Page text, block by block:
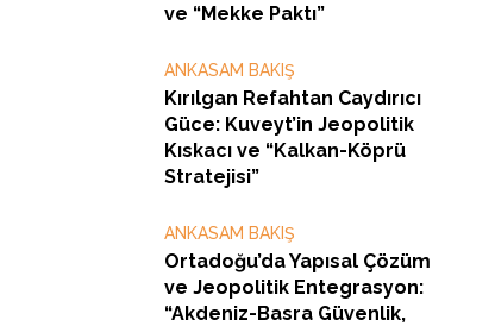
ve “Mekke Paktı”
ANKASAM BAKIŞ
Kırılgan Refahtan Caydırıcı
Güce: Kuveyt’in Jeopolitik
Kıskacı ve “Kalkan-Köprü
Stratejisi”
ANKASAM BAKIŞ
Ortadoğu’da Yapısal Çözüm
ve Jeopolitik Entegrasyon:
“Akdeniz-Basra Güvenlik,